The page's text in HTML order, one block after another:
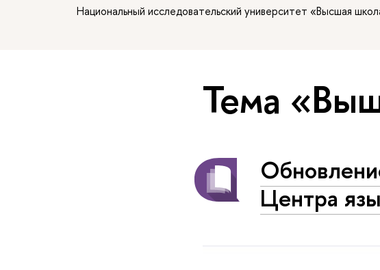
Национальный исследовательский университет «Высшая
Тема
Центра